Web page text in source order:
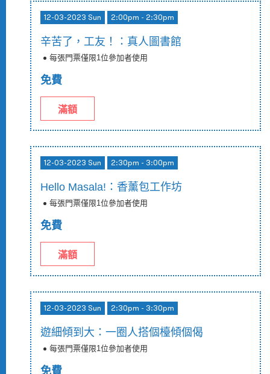
12-03-2023 Sun 2:00pm - 2:30pm
辛苦了，工友！：真人圖書館
每張門票僅限1位參加者使用
免費
滿額
12-03-2023 Sun 2:30pm - 3:00pm
Hello Masala!：香薰包工作坊
每張門票僅限1位參加者使用
免費
滿額
12-03-2023 Sun 2:30pm - 3:30pm
遊細傾到大：一圈人搭個檯傾個偈
每張門票僅限1位參加者使用
免費